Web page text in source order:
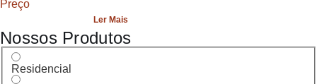
Ler Mais
Nossos Produtos
Residencial